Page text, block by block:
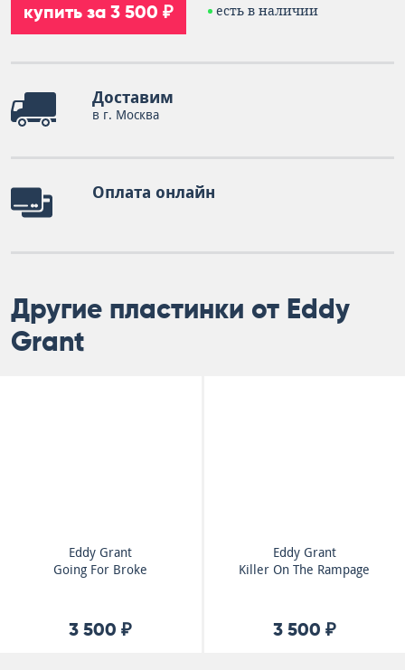
купить за 3 500 ₽ есть в наличии
Доставим
в г. Москва
Оплата онлайн
Другие пластинки от Eddy
Grant
Eddy Grant
Going For Broke
3 500 ₽
Eddy Grant
Killer On The Rampage
3 500 ₽